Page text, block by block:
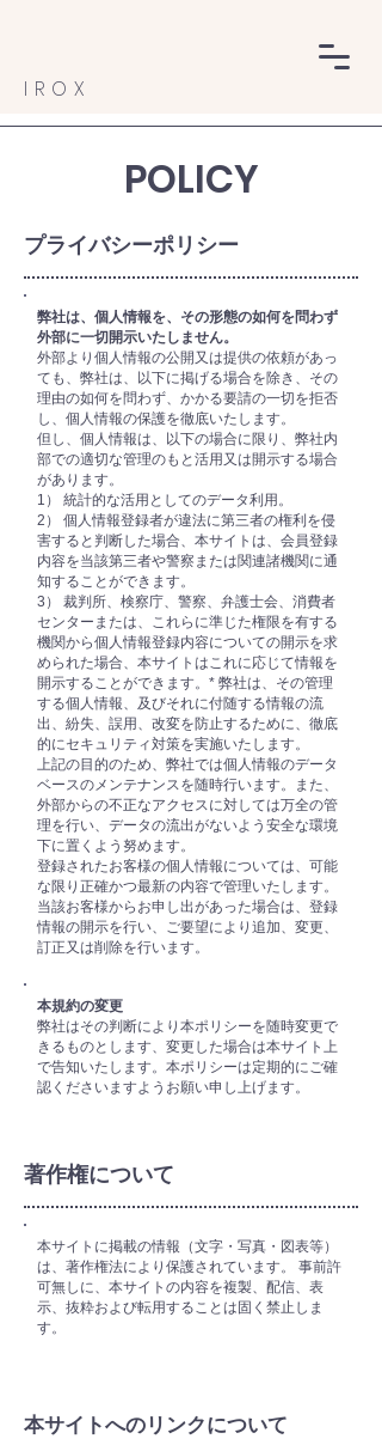
IROX
POLICY
プライバシーポリシー
弊社は、個人情報を、その形態の如何を問わず
外部に一切開示いたしません。
外部より個人情報の公開又は提供の依頼があっ
ても、弊社は、以下に掲げる場合を除き、その
理由の如何を問わず、かかる要請の一切を拒否
し、個人情報の保護を徹底いたします。
但し、個人情報は、以下の場合に限り、弊社内
部での適切な管理のもと活用又は開示する場合
があります。
1） 統計的な活用としてのデータ利用。
2） 個人情報登録者が違法に第三者の権利を侵
害すると判断した場合、本サイトは、会員登録
内容を当該第三者や警察または関連諸機関に通
知することができます。
3） 裁判所、検察庁、警察、弁護士会、消費者
センターまたは、これらに準じた権限を有する
機関から個人情報登録内容についての開示を求
められた場合、本サイトはこれに応じて情報を
開示することができます。* 弊社は、その管理
する個人情報、及びそれに付随する情報の流
出、紛失、誤用、改変を防止するために、徹底
的にセキュリティ対策を実施いたします。
上記の目的のため、弊社では個人情報のデータ
ベースのメンテナンスを随時行います。また、
外部からの不正なアクセスに対しては万全の管
理を行い、データの流出がないよう安全な環境
下に置くよう努めます。
登録されたお客様の個人情報については、可能
な限り正確かつ最新の内容で管理いたします。
当該お客様からお申し出があった場合は、登録
情報の開示を行い、ご要望により追加、変更、
訂正又は削除を行います。
本規約の変更
弊社はその判断により本ポリシーを随時変更で
きるものとします、変更した場合は本サイト上
で告知いたします。本ポリシーは定期的にご確
認くださいますようお願い申し上げます。
著作権について
本サイトに掲載の情報（文字・写真・図表等）
は、著作権法により保護されています。 事前許
可無しに、本サイトの内容を複製、配信、表
示、抜粋および転用することは固く禁止しま
す。
本サイトへのリンクについて